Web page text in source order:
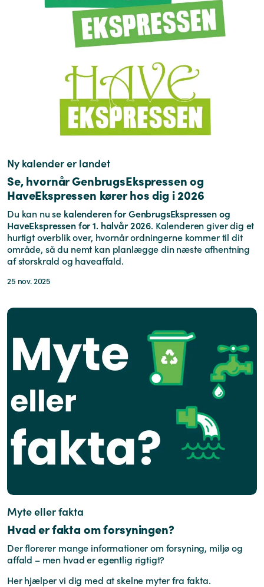
Ny kalender er landet
Se, hvornår GenbrugsEkspressen og
HaveEkspressen kører hos dig i 2026
Du kan nu se kalenderen for GenbrugsEkspressen og
HaveEkspressen for 1. halvår 2026. Kalenderen giver dig et
hurtigt overblik over, hvornår ordningerne kommer til dit
område, så du nemt kan planlægge din næste afhentning
af storskrald og haveaffald.
25 nov. 2025
Myte eller fakta
Hvad er fakta om forsyningen?
Der florerer mange informationer om forsyning, miljø og
affald – men hvad er egentlig rigtigt?
Her hjælper vi dig med at skelne myter fra fakta.